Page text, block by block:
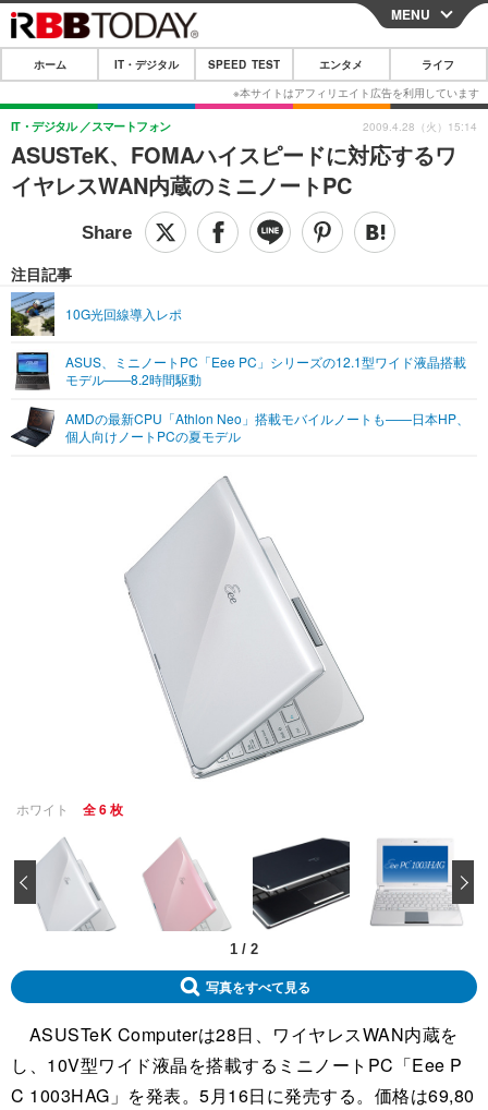
CLOSE
ホーム
IT・デジタル
IT・デジタルTOP スマートフォン
ショッピング その他
SPEED TEST
エンタメTOP 映画・ドラマ
グラビア
ショッピング その他
ライフTOP
その他
リリース一覧
プッシュ通知の停止方法
MENU
ホーム IT・デジタル SPEED TEST エンタメ ライフ
ASUSTeK、FOMAハイスピードに対応するワ
イヤレスWAN内蔵のミニノートPC
IT・デジタル スマートフォン
注目記事
10G光回線導入レポ
ASUS、ミニノートPC「Eee PC」シリーズの12.1型ワイド液晶搭載
モデル——8.2時間駆動
AMDの最新CPU「Athlon Neo」搭載モバイルノートも——日本HP、
個人向けノートPCの夏モデル
2009.4.28（火）15:14
ホワイト 全 6 枚
1 / 2
‹
写真をすべて見る
ASUSTeK Computerは28日、ワイヤレスWAN内蔵を
し、10V型ワイド液晶を搭載するミニノートPC「Eee P
C 1003HAG」を発表。5月16日に発売する。価格は69,80